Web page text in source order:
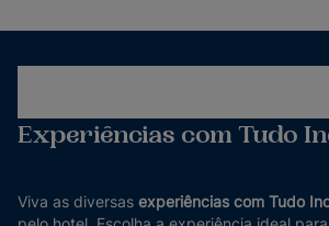
Experiências com Tudo
Viva as diversas experiências com Tudo